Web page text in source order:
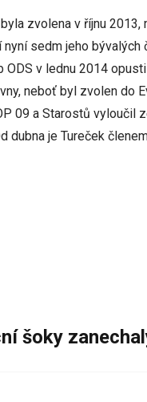
zvolena v říjnu
sedm jeho bývalých
ODS v lednu 2014
neboť byl zvolen do
09 a Starostů vyloučil
je Tureček
šoky